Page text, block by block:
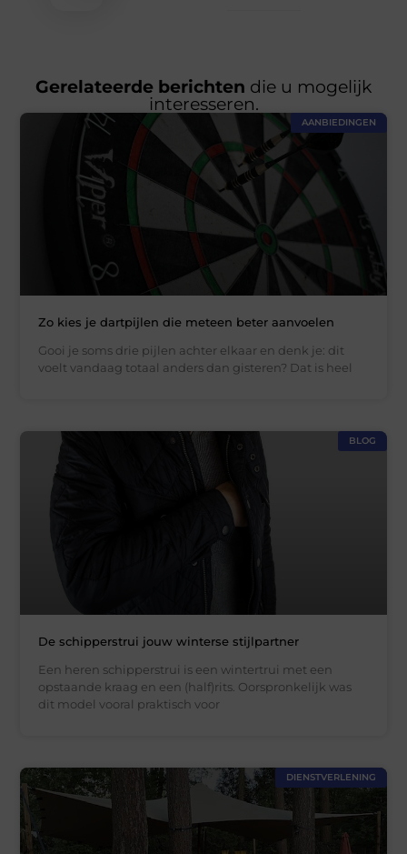
Gerelateerde berichten die u mogelijk
interesseren.
AANBIEDINGEN
Zo kies je dartpijlen die meteen beter aanvoelen
Gooi je soms drie pijlen achter elkaar en denk je: dit
voelt vandaag totaal anders dan gisteren? Dat is heel
BLOG
De schipperstrui jouw winterse stijlpartner
Een heren schipperstrui is een wintertrui met een
opstaande kraag en een (half)rits. Oorspronkelijk was
dit model vooral praktisch voor
DIENSTVERLENING